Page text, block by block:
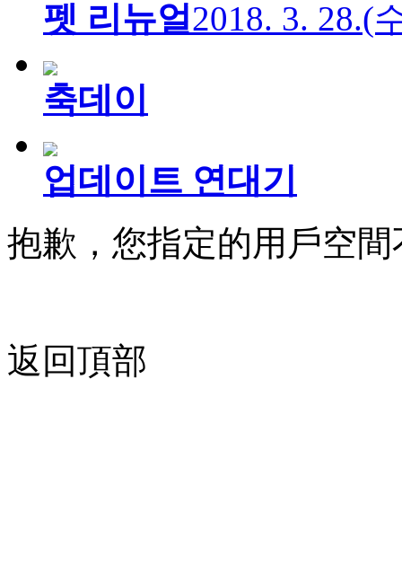
펫 리뉴얼2018. 3. 28.(
축데이
업데이트 연대기
抱歉，您指定的用戶空間
返回頂部